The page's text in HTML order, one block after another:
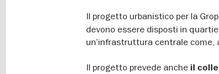
Il progetto urbanistico per la
devono essere disposti in
un’infrastruttura centrale come,
Il progetto prevede anche il